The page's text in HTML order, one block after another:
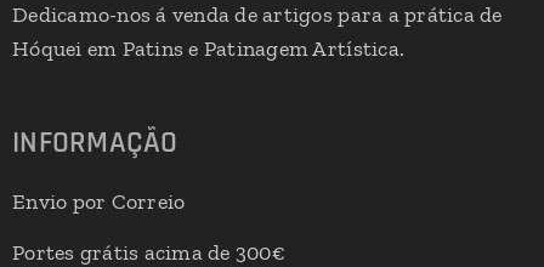
Dedicamo-nos á venda de artigos para a prática de
Hóquei em Patins e Patinagem Artística.
INFORMAÇÃO
Envio por Correio
Portes grátis acima de 300€